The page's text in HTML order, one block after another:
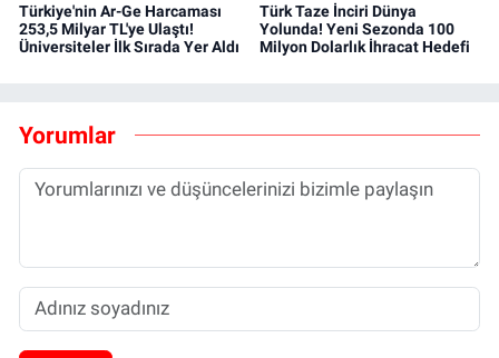
Türkiye'nin Ar-Ge Harcaması
253,5 Milyar TL'ye Ulaştı!
Üniversiteler İlk Sırada Yer Aldı
Türk Taze İnciri Dünya
Yolunda! Yeni Sezonda 100
Milyon Dolarlık İhracat Hedefi
Yorumlar